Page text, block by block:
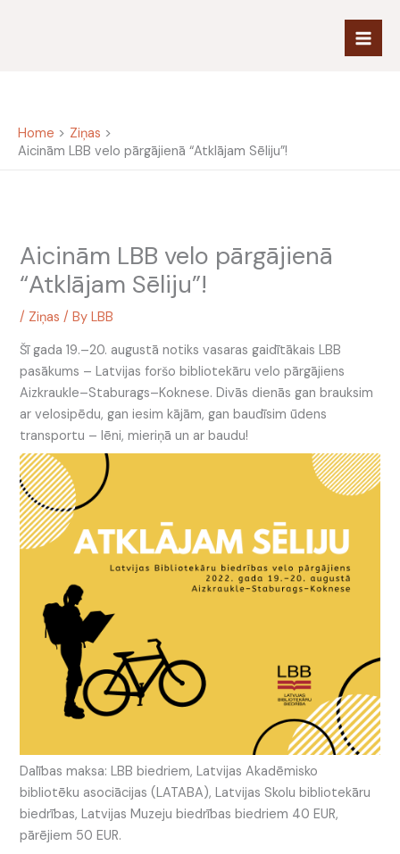
Home
Ziņas
Aicinām LBB velo pārgājienā “Atklājam Sēliju”!
Aicinām LBB velo pārgājienā
“Atklājam Sēliju”!
/ Ziņas / ByLBB
Šī gada 19.–20. augustā notiks vasaras gaidītākais LBB
pasākums – Latvijas foršo bibliotekāru velo pārgājiens
Aizkraukle–Staburags–Koknese. Divās dienās gan brauksim
ar velosipēdu, gan iesim kājām, gan baudīsim ūdens
transportu – lēni, mieriņā un ar baudu!
Dalības maksa: LBB biedriem, Latvijas Akadēmisko
bibliotēku asociācijas (LATABA), Latvijas Skolu bibliotekāru
biedrības, Latvijas Muzeju biedrības biedriem 40 EUR,
pārējiem 50 EUR.